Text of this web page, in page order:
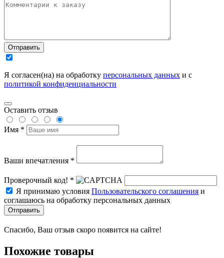
Отправить
Я согласен(на) на обработку персональных данных и с
политикой конфиденциальности
Оставить отзыв
Имя *
Ваши впечатления *
Проверочный код! *
Я принимаю условия Пользовательского соглашения и
соглашаюсь на обработку персональных данных
Отправить
Спасибо, Ваш отзыв скоро появится на сайте!
Похожие товары